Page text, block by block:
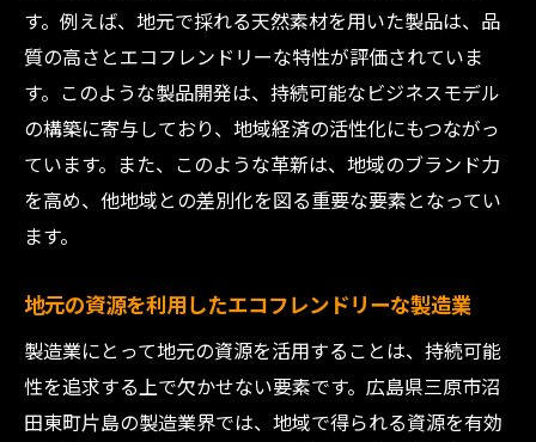
す。例えば、地元で採れる天然素材を用いた製品は、品
質の高さとエコフレンドリーな特性が評価されていま
す。このような製品開発は、持続可能なビジネスモデル
の構築に寄与しており、地域経済の活性化にもつながっ
ています。また、このような革新は、地域のブランド力
を高め、他地域との差別化を図る重要な要素となってい
ます。
地元の資源を利用したエコフレンドリーな製造業
製造業にとって地元の資源を活用することは、持続可能
性を追求する上で欠かせない要素です。広島県三原市沼
田東町片島の製造業界では、地域で得られる資源を有効